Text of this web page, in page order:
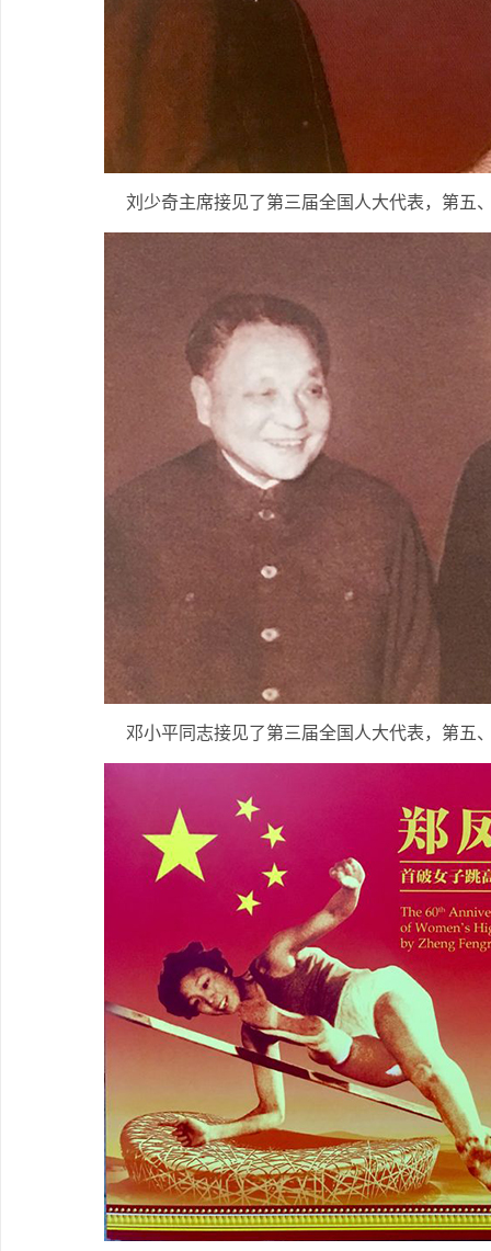
刘少奇主席接见了第三届全国人大代表，第五
邓小平同志接见了第三届全国人大代表，第五